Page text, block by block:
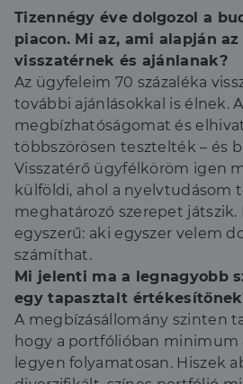
Tizennégy éve dolgozol a
piacon. Mi az, ami alapján
visszatérnek és ajánlanak?
Az ügyfeleim 70 százaléka
további ajánlásokkal is élnek. A
megbízhatóságomat és
többszörösen tesztelték – és
Visszatérő ügyfélköröm igen
külföldi, ahol a nyelvtudásom
meghatározó szerepet játszik.
egyszerű: aki egyszer velem
számíthat.
Mi jelenti ma a legnagyobb
egy tapasztalt
A megbízásállomány szinten
hogy a portfólióban minimum
legyen folyamatosan. Hiszek